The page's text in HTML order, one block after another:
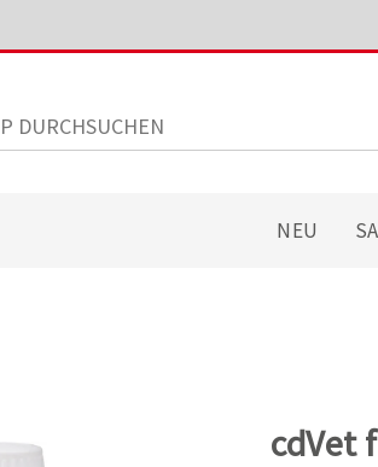
NEU
cdVet